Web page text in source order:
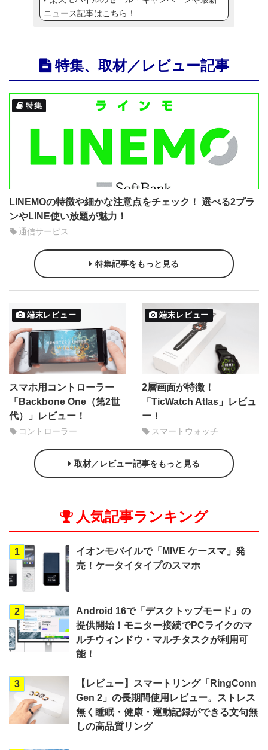
ニュース記事はこちら！
特集、取材／レビュー記事
特集
LINEMOの特徴や細かな注意点をチェック！ 選べる2プラ
ンやLINE使い放題が魅力！
通信サービス
特集記事をもっと見る
端末レビュー
スマホ用コントローラー
「Backbone One（第2世
代）」レビュー！
コントローラー
端末レビュー
2層画面が特徴！
「TicWatch Atlas」レビュ
ー！
スマートウォッチ
取材／レビュー記事をもっと見る
人気記事ランキング
1
イオンモバイルで「MIVE ケースマ」発
売！ケータイタイプのスマホ
2
Android 16で「デスクトップモード」の
提供開始！モニター接続でPCライクのマ
ルチウィンドウ・マルチタスクが利用可
能！
3
【レビュー】スマートリング「RingConn
Gen 2」の長期間使用レビュー。ストレス
無く睡眠・健康・運動記録ができる文句無
しの高品質リング